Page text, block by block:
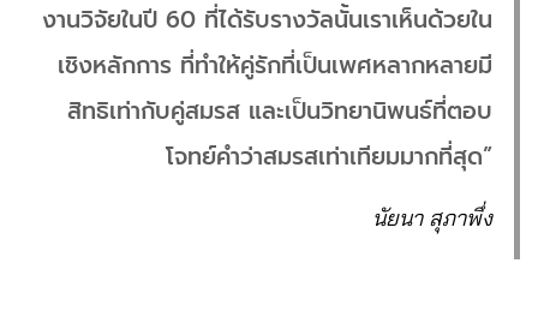
งานวิจัยในปี 60 ที่ได้รับรางวัลนั้นเราเห็นด้วยใน
เชิงหลักการ ที่ทำให้คู่รักที่เป็นเพศหลากหลายมี
สิทธิเท่ากับคู่สมรส และเป็นวิทยานิพนธ์ที่ตอบ
โจทย์คำว่าสมรสเท่าเทียมมากที่สุด”
นัยนา สุภาพึ่ง